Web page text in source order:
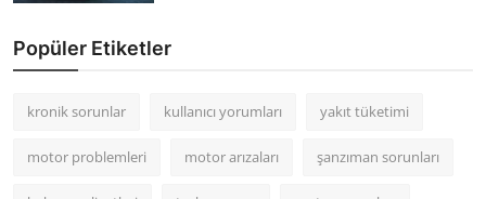
Popüler Etiketler
kronik sorunlar kullanıcı yorumları yakıt tüketimi
motor problemleri motor arızaları şanzıman sorunları